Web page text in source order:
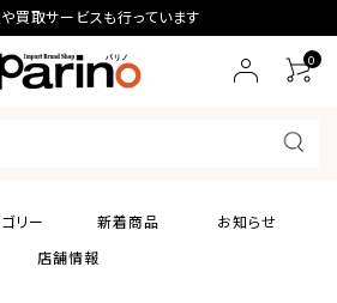
買取サービスも行っています
0
リー 新着商品
お知らせ
店舗情報